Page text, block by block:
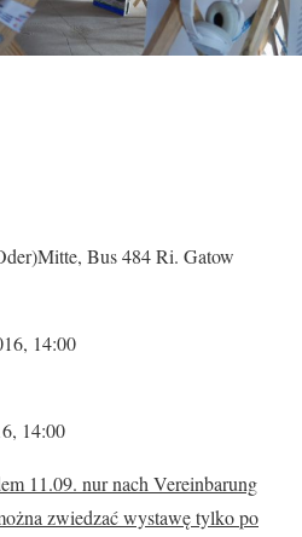
Bus 484 Ri. Gatow
14:00
14:00
11.09. nur nach Vereinbarung
zwiedzać wystawę tylko po